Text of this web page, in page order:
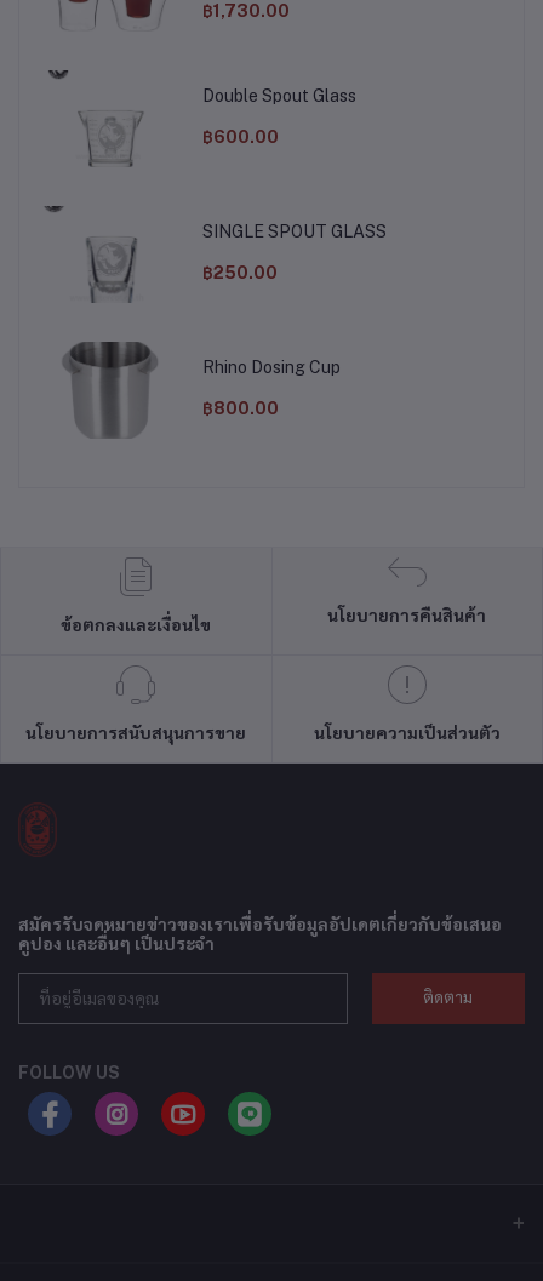
฿1,730.00
Double Spout Glass
฿600.00
SINGLE SPOUT GLASS
฿250.00
Rhino Dosing Cup
฿800.00
ข้อตกลงและเงื่อนไข
นโยบายการคืนสินค้า
นโยบายการสนับสนุนการขาย นโยบายความเป็นส่วนตัว
สมัครรับจดหมายข่าวของเราเพื่อรับข้อมูลอัปเดตเกี่ยวกับข้อเสนอ
คูปอง และอื่นๆ เป็นประจำ
ติดตาม
FOLLOW US